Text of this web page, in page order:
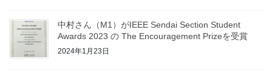
中村さん（M1）がIEEE Sendai Section Student
Awards 2023 の The Encouragement Prizeを受賞
2024年1月23日